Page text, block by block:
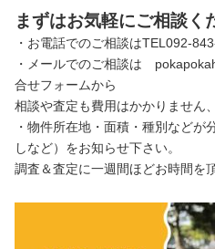
まずはお気軽にご相談く
・お電話でのご相談はTEL092-
・メールでのご相談は
合せフォームから
相談や査定も費用はかかりません
・物件所在地・面積・種別などが
しなど）をお知らせ下さい。
調査＆査定に一週間ほどお時間を